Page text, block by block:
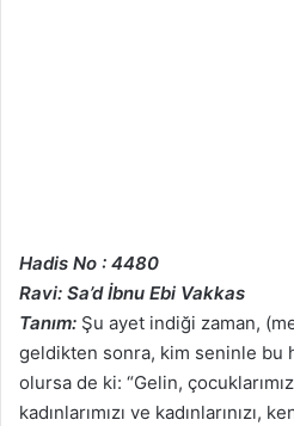
Hadis No : 4480
Ravi: Sa’d İbnu Ebi Vakkas
Tanım: Şu ayet indiği zaman,
geldikten sonra, kim seninle bu
olursa de ki: “Gelin,
kadınlarımızı ve kadınlarınızı,